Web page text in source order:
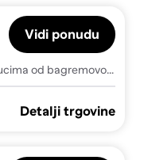
Vrtne stolice s čajnim stolićem i jastucima od bagremovog drva - Siva 1 arvid
Vidi ponudu
Detalji trgovine